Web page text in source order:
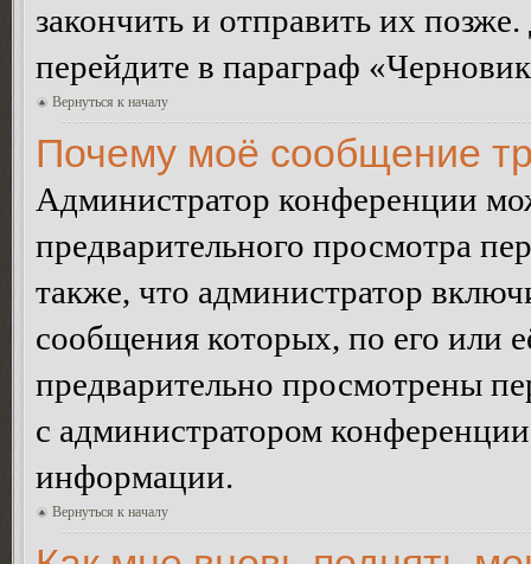
закончить и отправить их
перейдите в параграф
Вернуться к началу
Почему моё сообщение
Администратор конференции
предварительного просмотра
также, что администратор
сообщения которых, по его или
предварительно просмотрены
с администратором
информации.
Вернуться к началу